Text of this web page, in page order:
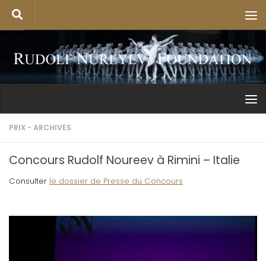
PRIX - ARCHIVES
Concours Rudolf Noureev à Rimini – Italie
Consulter le dossier de Presse du Concours